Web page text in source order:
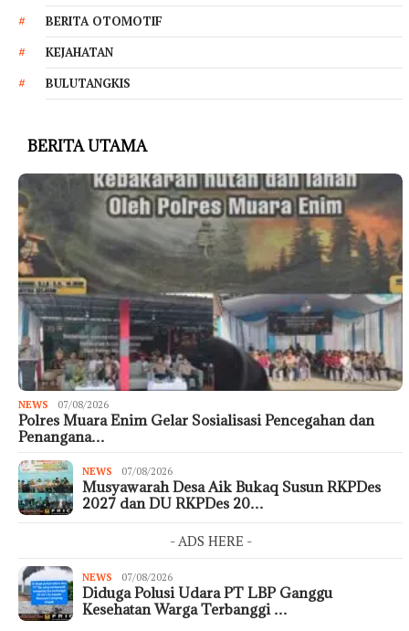
BERITA OTOMOTIF
KEJAHATAN
BULUTANGKIS
BERITA UTAMA
NEWS 07/08/2026
Polres Muara Enim Gelar Sosialisasi Pencegahan dan
Penangana…
NEWS 07/08/2026
Musyawarah Desa Aik Bukaq Susun RKPDes
2027 dan DU RKPDes 20…
- ADS HERE -
NEWS 07/08/2026
Diduga Polusi Udara PT LBP Ganggu
Kesehatan Warga Terbanggi …